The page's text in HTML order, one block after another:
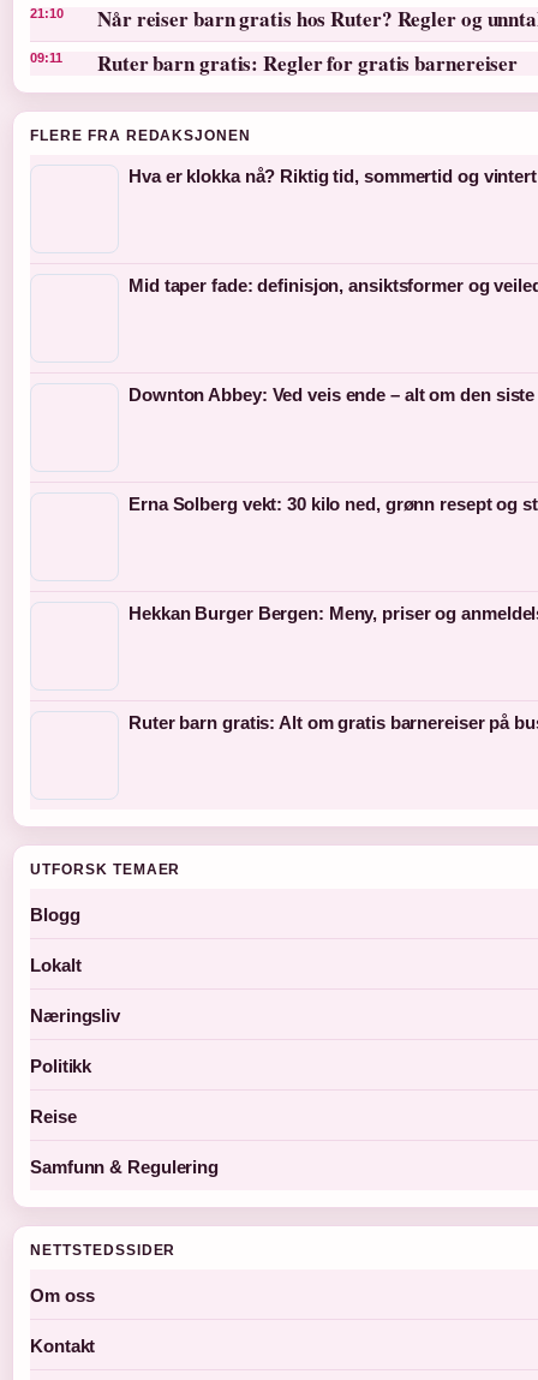
21:10 Når reiser barn gratis hos Ruter? Regler og
09:11 Ruter barn gratis: Regler for gratis barnereiser
FLERE FRA REDAKSJONEN
Hva er klokka nå? Riktig tid, sommertid og
Mid taper fade: definisjon, ansiktsformer og
Downton Abbey: Ved veis ende – alt om den
Erna Solberg vekt: 30 kilo ned, grønn resept og
Hekkan Burger Bergen: Meny, priser og
Ruter barn gratis: Alt om gratis barnereiser på
UTFORSK TEMAER
Blogg
Lokalt
Næringsliv
Politikk
Reise
Samfunn & Regulering
NETTSTEDSSIDER
Om oss
Kontakt